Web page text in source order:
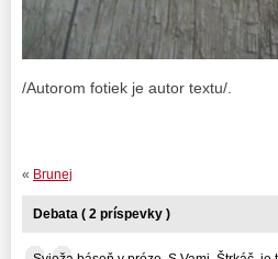
/Autorom fotiek je autor textu/.
« Brunej
Debata ( 2 príspevky )